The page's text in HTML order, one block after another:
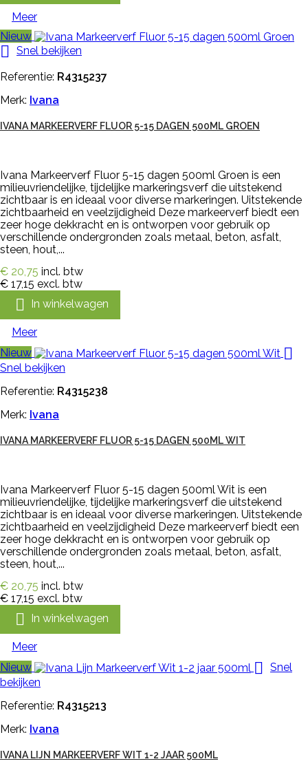
Meer
Nieuw

Snel bekijken
Referentie: R4315237
Merk: Ivana
IVANA MARKEERVERF FLUOR 5-15 DAGEN 500ML GROEN
Ivana Markeerverf Fluor 5-15 dagen 500ml Groen is een
milieuvriendelijke, tijdelijke markeringsverf die uitstekend
zichtbaar is en ideaal voor diverse markeringen. Uitstekende
zichtbaarheid en veelzijdigheid Deze markeerverf biedt een
zeer hoge dekkracht en is ontworpen voor gebruik op
verschillende ondergronden zoals metaal, beton, asfalt,
steen, hout,...
€ 20,75 incl. btw
€ 17,15 excl. btw
 In winkelwagen
Meer
Nieuw

Snel bekijken
Referentie: R4315238
Merk: Ivana
IVANA MARKEERVERF FLUOR 5-15 DAGEN 500ML WIT
Ivana Markeerverf Fluor 5-15 dagen 500ml Wit is een
milieuvriendelijke, tijdelijke markeringsverf die uitstekend
zichtbaar is en ideaal voor diverse markeringen. Uitstekende
zichtbaarheid en veelzijdigheid Deze markeerverf biedt een
zeer hoge dekkracht en is ontworpen voor gebruik op
verschillende ondergronden zoals metaal, beton, asfalt,
steen, hout,...
€ 20,75 incl. btw
€ 17,15 excl. btw
 In winkelwagen
Meer
Nieuw

Snel
bekijken
Referentie: R4315213
Merk: Ivana
IVANA LIJN MARKEERVERF WIT 1-2 JAAR 500ML